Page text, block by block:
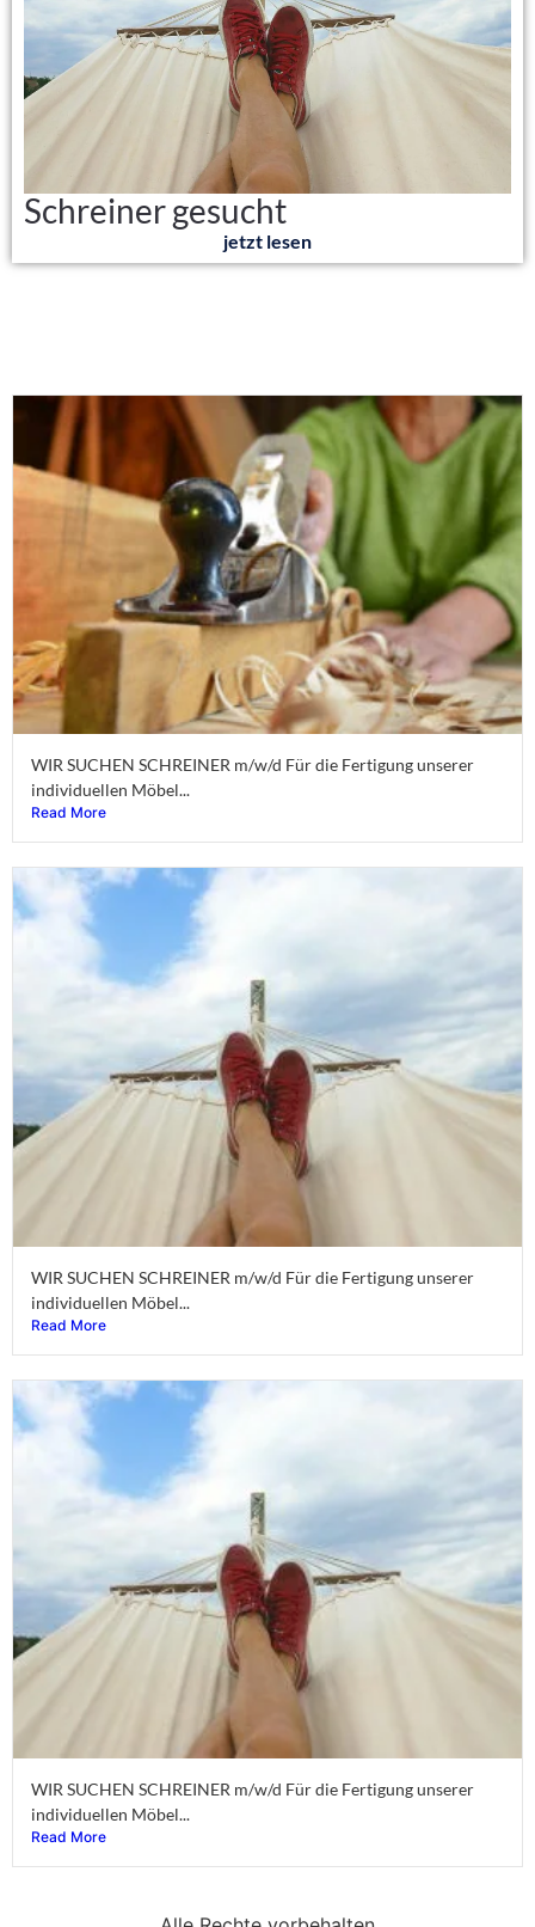
Schreiner gesucht
jetzt lesen
WIR SUCHEN SCHREINER m/w/d Für die Fertigung unserer
individuellen Möbel...
Read More
WIR SUCHEN SCHREINER m/w/d Für die Fertigung unserer
individuellen Möbel...
Read More
WIR SUCHEN SCHREINER m/w/d Für die Fertigung unserer
individuellen Möbel...
Read More